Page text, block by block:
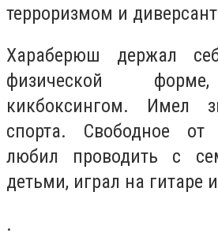
терроризмом и
Хараберюш держал
физической
кикбоксингом. Имел
спорта. Свободное
любил проводить с
детьми, играл на гитаре
.